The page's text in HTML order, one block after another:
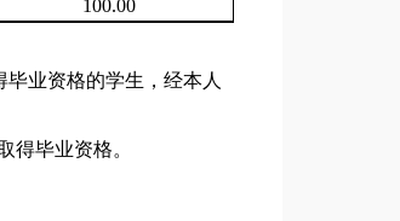
100.00
业资格的学生，经本人
得毕业资格。